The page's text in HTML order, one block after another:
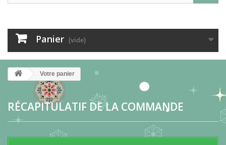
Panier (vide)
Votre panier
RÉCAPITULATIF DE LA COMMANDE